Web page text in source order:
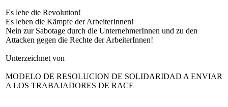
Es lebe die Revolution!
Es leben die Kämpfe der ArbeiterInnen!
Nein zur Sabotage durch die UnternehmerInnen und zu den
Attacken gegen die Rechte der ArbeiterInnen!
Unterzeichnet von
MODELO DE RESOLUCION DE SOLIDARIDAD A ENVIAR
A LOS TRABAJADORES DE RACE